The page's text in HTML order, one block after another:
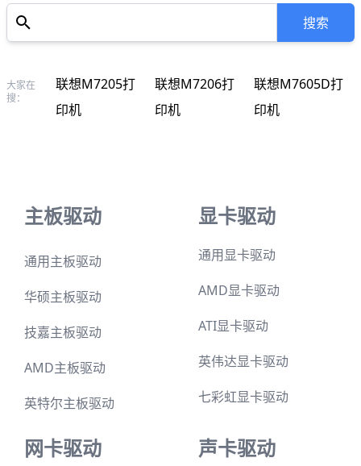
大家在
搜：
联想M7205打
印机
联想M7206打
印机
联想M7605D打
印机
主板驱动
通用主板驱动
华硕主板驱动
技嘉主板驱动
AMD主板驱动
英特尔主板驱动
显卡驱动
通用显卡驱动
AMD显卡驱动
ATI显卡驱动
英伟达显卡驱动
七彩虹显卡驱动
网卡驱动 声卡驱动